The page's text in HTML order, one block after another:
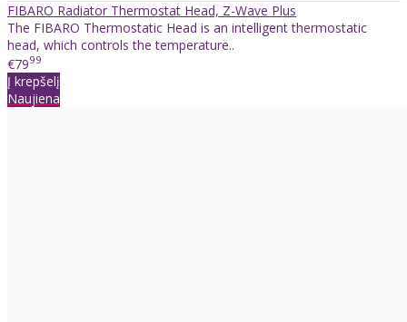
FIBARO Radiator Thermostat Head, Z-Wave Plus
The FIBARO Thermostatic Head is an intelligent thermostatic
head, which controls the temperature..
€7999
Į krepšelį
Naujiena